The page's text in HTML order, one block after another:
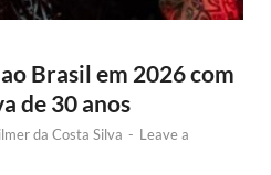
Brasil em 2026 com
de 30 anos
da Costa Silva - Leave a